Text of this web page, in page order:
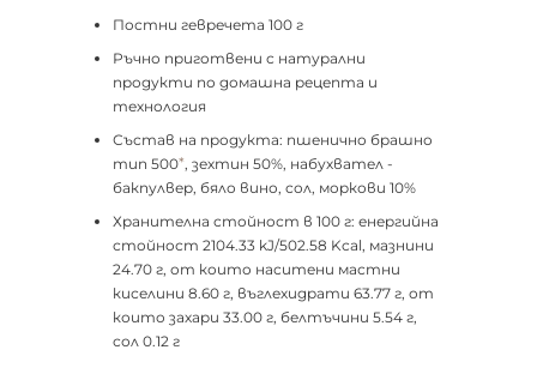
Постни гевречета 100 г
Ръчно приготвени с натурални
продукти по домашна рецепта и
технология
Състав на продукта: пшенично брашно
тип 500*, зехтин 50%, набухвател -
бакпулвер, бяло вино, сол, моркови 10%
Хранителна стойност в 100 г: енергийна
стойност 2104.33 kJ/502.58 Kcal, мазнини
24.70 г, от които наситени мастни
киселини 8.60 г, въглехидрати 63.77 г, от
които захари 33.00 г, белтъчини 5.54 г,
сол 0.12 г